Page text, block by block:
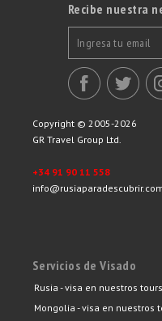
Recibe nuestra
Copyright © 2005-2026
GR Travel Group Ltd.
+34 91 90 11 558
Servicios de Visado
Rusia - visa en nuestros tours
Mongolia - visa en nuestros